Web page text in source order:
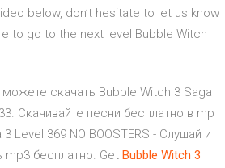
below, don’t hesitate to let us know
to go to the next level Bubble Witch
скачать Bubble Witch 3 Saga
Скачивайте песни бесплатно в mp
Level 369 NO BOOSTERS - Слушай и
mp3 бесплатно. Get Bubble Witch 3